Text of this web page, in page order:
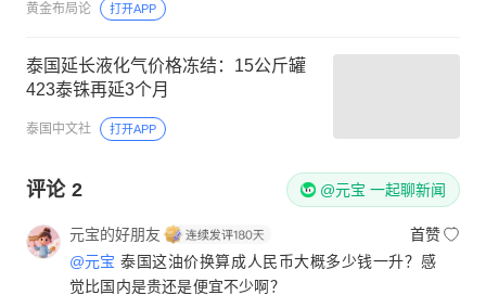
黄金布局论 打开APP
泰国延长液化气价格冻结：15公斤罐
423泰铢再延3个月
泰国中文社 打开APP
评论 2 @元宝 一起聊新闻
元宝的好朋友
首赞
@元宝 泰国这油价换算成人民币大概多少钱一升？感
觉比国内是贵还是便宜不少啊？